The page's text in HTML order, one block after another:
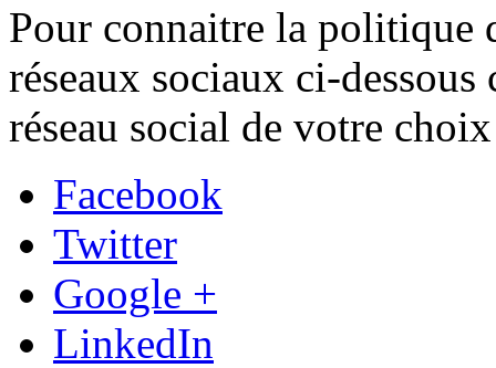
Pour connaitre la politique
réseaux sociaux ci-
réseau social de votre
Facebook
Twitter
Google +
LinkedIn